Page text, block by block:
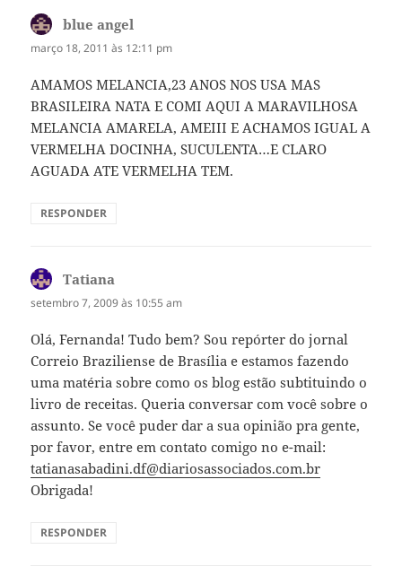
blue angel
março 18, 2011 às 12:11 pm
AMAMOS MELANCIA,23 ANOS NOS USA MAS
BRASILEIRA NATA E COMI AQUI A MARAVILHOSA
MELANCIA AMARELA, AMEIII E ACHAMOS IGUAL A
VERMELHA DOCINHA, SUCULENTA…E CLARO
AGUADA ATE VERMELHA TEM.
RESPONDER
Tatiana
setembro 7, 2009 às 10:55 am
Olá, Fernanda! Tudo bem? Sou repórter do jornal
Correio Braziliense de Brasília e estamos fazendo
uma matéria sobre como os blog estão subtituindo o
livro de receitas. Queria conversar com você sobre o
assunto. Se você puder dar a sua opinião pra gente,
por favor, entre em contato comigo no e-mail:
tatianasabadini.df@diariosassociados.com.br
Obrigada!
RESPONDER